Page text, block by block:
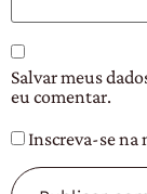
Salvar meus
eu comentar.
Inscreva-se na